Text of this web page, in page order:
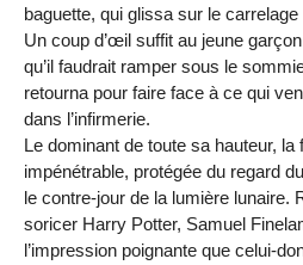
baguette, qui glissa sur le
Un coup d’œil suffit au jeune
qu’il faudrait ramper sous le
retourna pour faire face à ce qui
dans l’infirmerie.
Le dominant de toute sa hauteur,
impénétrable, protégée du regard
le contre-jour de la lumière lunaire.
soricer Harry Potter, Samuel
l’impression poignante que celui-